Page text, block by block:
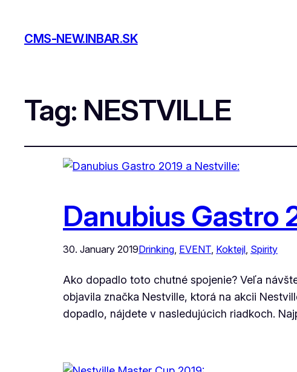
CMS-NEW.INBAR.SK
Tag: NESTVILLE
Danubius Gastro
30. January 2019Drinking, EVENT, Koktejl, Spirity
Ako dopadlo toto chutné spojenie? Veľa
objavila značka Nestville, ktorá na akcii
dopadlo, nájdete v nasledujúcich riadkoch.